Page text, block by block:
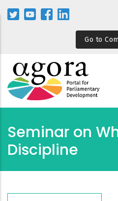
Go to
Seminar on
Discipline